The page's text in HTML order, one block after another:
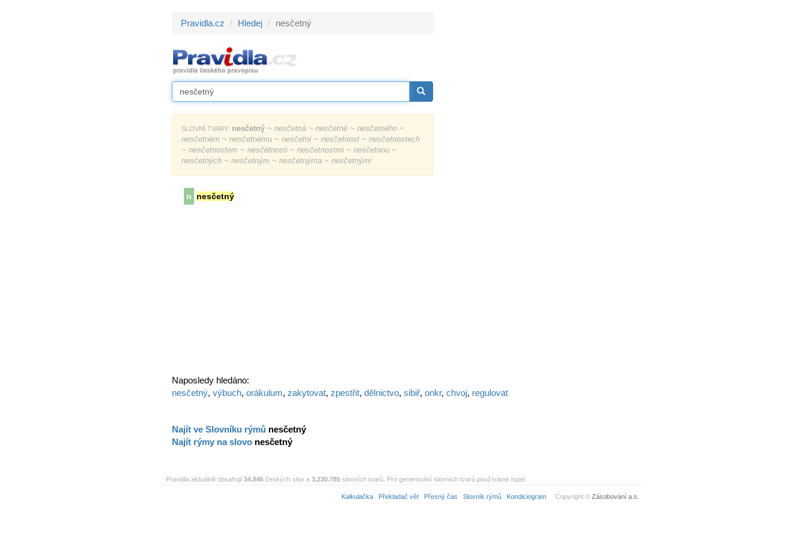
Pravidla.cz Hledej nesčetný
SLOVNÍ TVARY: nesčetný ~ nesčetná ~ nesčetné ~ nesčetného ~
nesčetném ~ nesčetnému ~ nesčetní ~ nesčetnost ~ nesčetnostech
~ nesčetnostem ~ nesčetnosti ~ nesčetnostmi ~ nesčetnou ~
nesčetných ~ nesčetným ~ nesčetnýma ~ nesčetnými
n nesčetný
Naposledy hledáno:
nesčetný, výbuch, orákulum, zakytovat, zpestřit, dělnictvo, sibiř, onkr, chvoj, regulovat
Najít ve Slovníku rýmů nesčetný
Najít rýmy na slovo nesčetný
Pravidla aktuálně obsahují 34.846 českých slov a 3.230.785 slovních tvarů. Pro generování slovních tvarů používáme Ispel.
Kalkulačka Překladač vět Přesný čas Slovník rýmů Kondiciogram Copyright © Zásobování a.s.